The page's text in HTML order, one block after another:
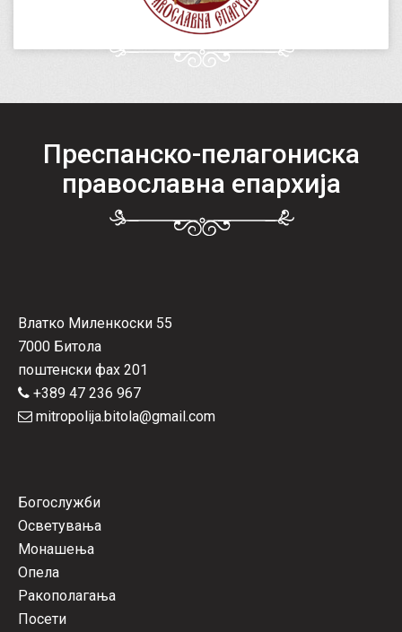
Преспанско-пелагониска
православна епархија
Влатко Миленкоски 55
7000 Битола
поштенски фах 201
+389 47 236 967
mitropolija.bitola@gmail.com
Богослужби
Осветувања
Монашења
Опела
Ракополагања
Посети